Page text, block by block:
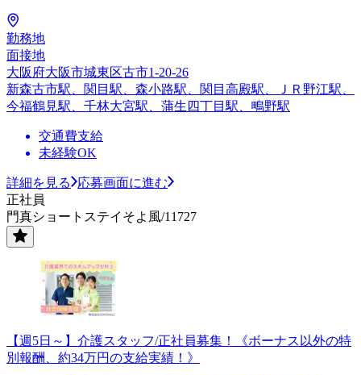
勤務地
面接地
大阪府大阪市城東区古市1-20-26
新森古市駅、関目駅、森小路駅、関目高殿駅、ＪＲ野江駅、
今福鶴見駅、千林大宮駅、蒲生四丁目駅、鴫野駅
交通費支給
未経験OK
詳細を見る
応募画面に進む
正社員
門真ショートステイそよ風/11727
【週5日～】介護スタッフ/正社員募集！《ボーナス以外の特
別報酬、約34万円の支給実績！》